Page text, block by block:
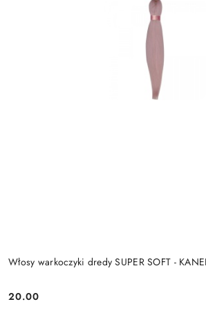
Włosy warkoczyki dredy SUPER SOFT -
Cena:
20.00